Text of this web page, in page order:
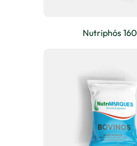
Nutriphós 160